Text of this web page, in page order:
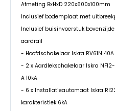
Afmeting BxHxD 220x600x100mm
Inclusief bodemplaat met
Inclusief buisinvoerstuk
aardrail
- Hoofdschakelaar Iskra RV61N
- 2 x Aardlekschakelaar Iskra
A 10kA
- 6 x Installatieautomaat Iskra
karakteristiek 6kA